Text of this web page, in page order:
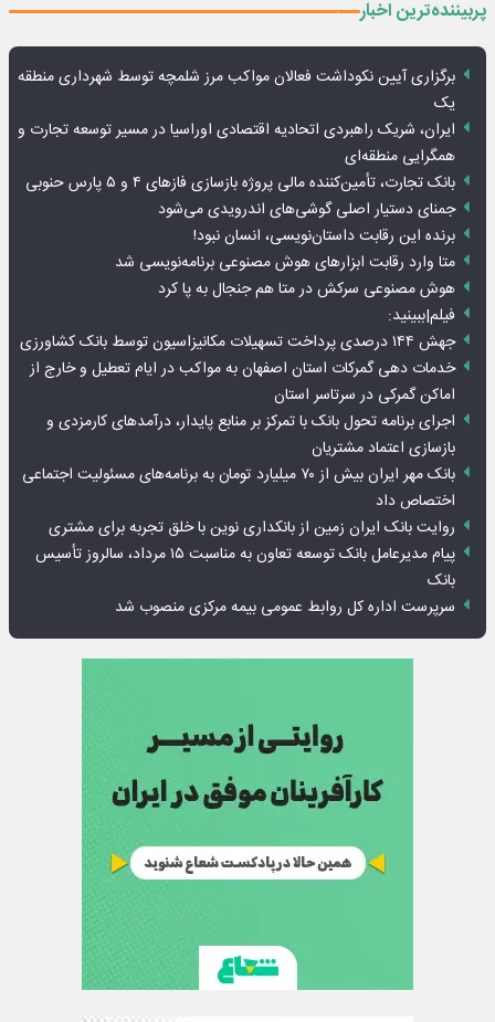
پربیننده‌ترین اخبار
برگزاری آیین نکوداشت فعالان مواکب مرز شلمچه توسط شهرداری منطقه
یک
ایران، شریک راهبردی اتحادیه اقتصادی اوراسیا در مسیر توسعه تجارت و
همگرایی منطقه‌ای
بانک تجارت، تأمین‌کننده مالی پروژه بازسازی فازهای ۴ و ۵ پارس حنوبی
جمنای دستیار اصلی گوشی‌های اندرویدی می‌شود
برنده این رقابت داستان‌نویسی، انسان نبود!
متا وارد رقابت ابزارهای هوش مصنوعی برنامه‌نویسی شد
هوش مصنوعی سرکش در متا هم جنجال به پا کرد
فیلم|ببینید:
جهش ۱۴۴ درصدی پرداخت تسهیلات مکانیزاسیون توسط بانک کشاورزی
خدمات دهی گمرکات استان اصفهان به مواکب در ایام تعطیل و خارج از
اماکن گمرکی در سرتاسر استان
اجرای برنامه تحول بانک با تمرکز بر منابع پایدار، درآمدهای کارمزدی و
بازسازی اعتماد مشتریان
بانک مهر ایران بیش از ۷۰ میلیارد تومان به برنامه‌های مسئولیت اجتماعی
اختصاص داد
روایت بانک ایران زمین از بانکداری نوین با خلق تجربه برای مشتری
پیام مدیرعامل بانک توسعه تعاون به مناسبت ۱۵ مرداد، سالروز تأسیس
بانک
سرپرست اداره کل روابط عمومی بیمه مرکزی منصوب شد